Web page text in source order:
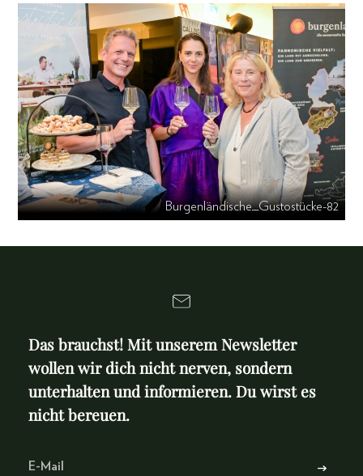
Burgenländische_Gustostücke-82
Das brauchst! Mit unserem Newsletter
wollen wir dich nicht nerven, sondern
unterhalten und informieren. Du wirst es
nicht bereuen.